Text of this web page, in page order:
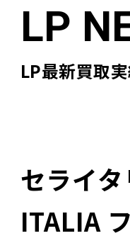
LP最新買取
セライ
ITALIA